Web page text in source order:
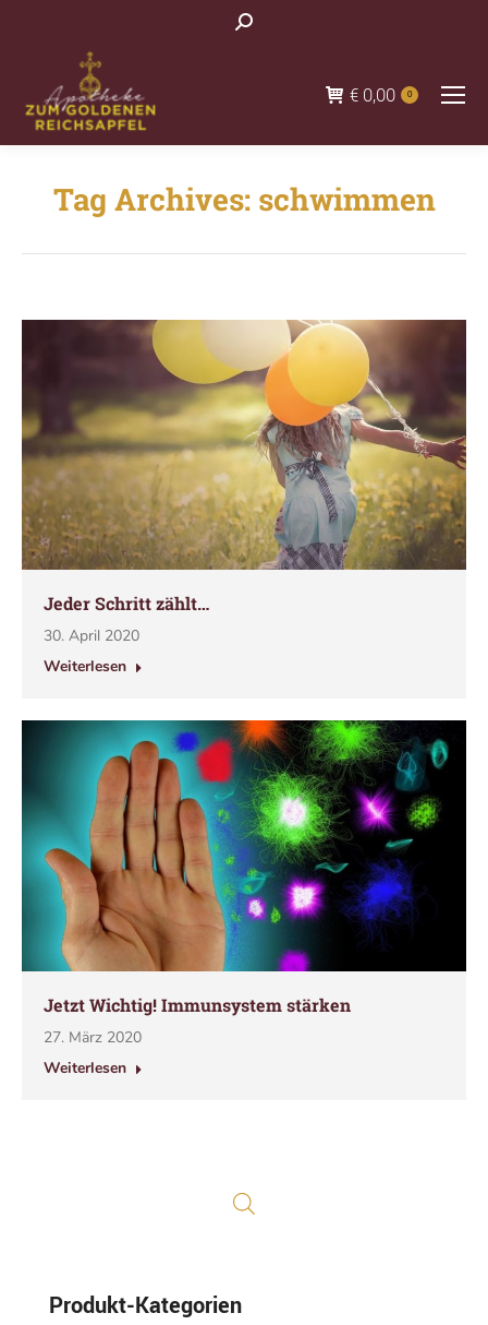
Search:
€ 0,00 0
Tag Archives: schwimmen
Jeder Schritt zählt…
30. April 2020
Weiterlesen
Jetzt Wichtig! Immunsystem stärken
27. März 2020
Weiterlesen
Produkt-Kategorien